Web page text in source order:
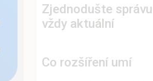
Zjednodušte
vždy aktuální
Co rozšíření umí